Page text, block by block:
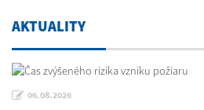
AKTUALITY
06.08.2026